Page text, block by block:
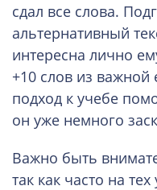
сдал все слова.
альтернативный
интересна лично
+10 слов из
подход к учебе
он уже немного
Важно быть
так как часто на